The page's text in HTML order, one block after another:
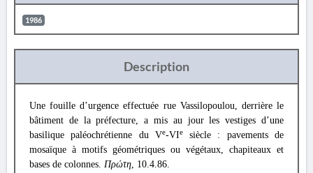
1986
Description
Une fouille d’urgence effectuée rue Vassilopoulou, derrière le
bâtiment de la préfecture, a mis au jour les vestiges d’une
basilique paléochrétienne du Ve-VIesiècle : pavements de
mosaïque à motifs géométriques ou végétaux, chapiteaux et
bases de colonnes. Πρώτη, 10.4.86.